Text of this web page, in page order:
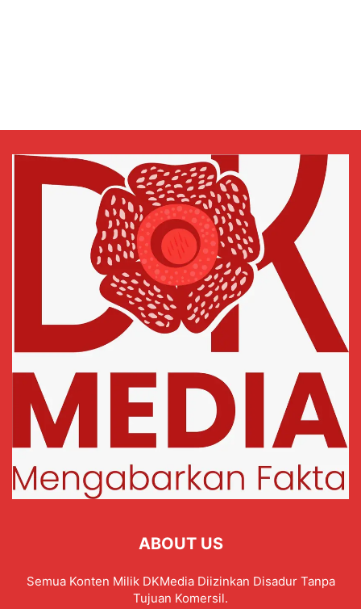
ABOUT US
Semua Konten Milik DKMedia Diizinkan Disadur Tanpa
Tujuan Komersil.